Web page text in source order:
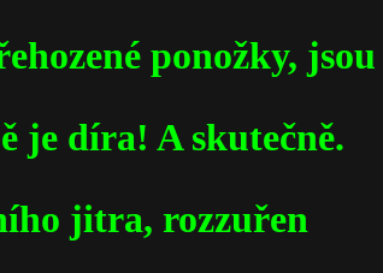
ponožky, jsou
je díra! A skutečně.
jitra, rozzuřen